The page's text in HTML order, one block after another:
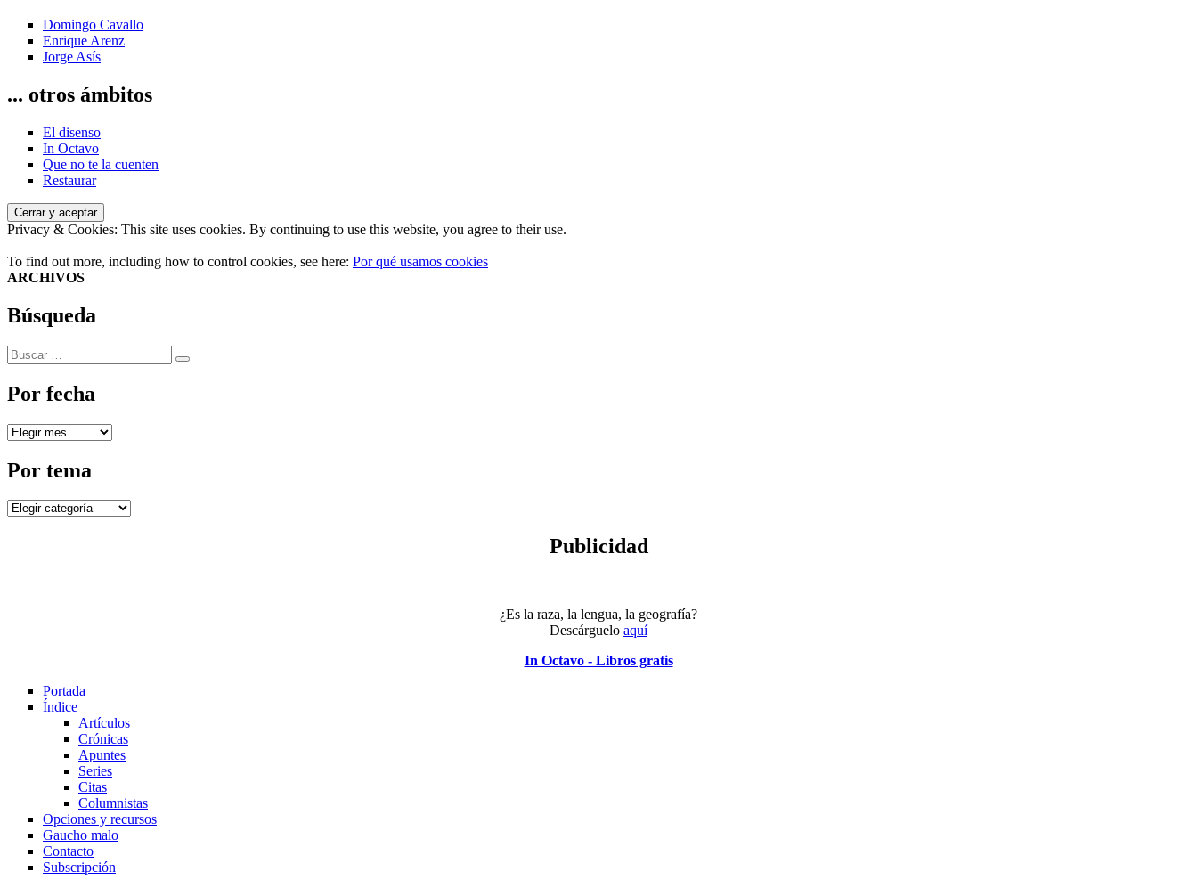
Domingo Cavallo
Enrique Arenz
Jorge Asís
... otros ámbitos
El disenso
In Octavo
Que no te la cuenten
Restaurar
Privacy & Cookies: This site uses cookies. By continuing to use this website, you agree to their use.
To find out more, including how to control cookies, see here: Por qué usamos cookies
ARCHIVOS
Búsqueda
Buscar
por:
Buscar
Por fecha
Por
Por tema
Por
Publicidad
¿Es la raza, la lengua, la geografía?
Descárguelo aquí
In Octavo - Libros gratis
Portada
Índice
Artículos
Crónicas
Apuntes
Series
Citas
Columnistas
Opciones y recursos
Gaucho malo
Contacto
Subscripción